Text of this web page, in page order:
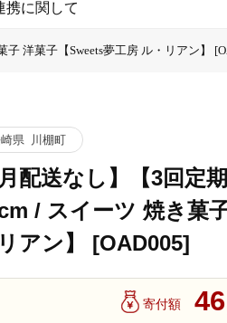
携に関して
洋菓子【Sweets夢工房 ル・リアン】
/ スイーツ 焼き菓子 洋菓子【Sweets夢工
県 川棚町
月配送なし】【3回定
/ スイーツ 焼き菓
アン】 [OAD005]
寄付額